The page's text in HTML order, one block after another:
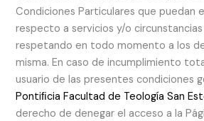
Condiciones Particulares que puedan
respecto a servicios y/o
respetando en todo momento a los
misma. En caso de incumplimiento
usuario de las presentes condiciones
Pontiﬁcia Facultad de Teología San
derecho de denegar el acceso a la